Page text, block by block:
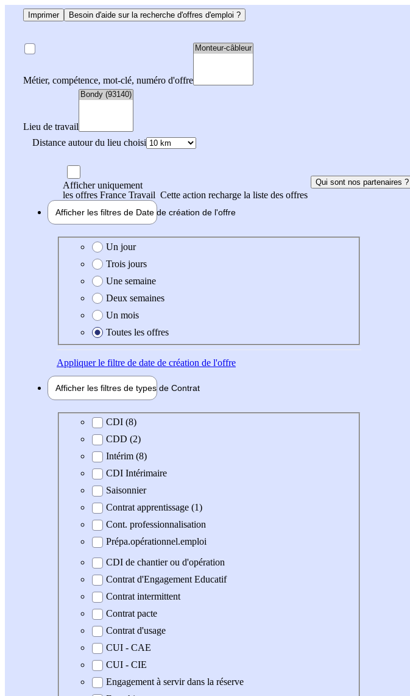
Imprimer Besoin d'aide sur la recherche d'offres d'emploi ?
Métier, compétence, mot-clé, numéro d'offre
Lieu de travail
Distance autour du lieu choisi
Afficher uniquement
les offres France Travail Cette action recharge la liste des offres
Qui sont nos partenaires ?
Afficher les filtres de Date de création de l'offre
Date de création de l'offre
Un jour
Trois jours
Une semaine
Deux semaines
Un mois
Toutes les offres
Appliquerle filtre de date de création de l'offre
Afficher les filtres de types de Contrat
Type de contrat
CDI (8)
CDD (2)
Intérim (8)
CDI Intérimaire
Saisonnier
Contrat apprentissage (1)
Cont. professionnalisation
Prépa.opérationnel.emploi
CDI de chantier ou d'opération
Contrat d'Engagement Educatif
Contrat intermittent
Contrat pacte
Contrat d'usage
CUI - CAE
CUI - CIE
Engagement à servir dans la réserve